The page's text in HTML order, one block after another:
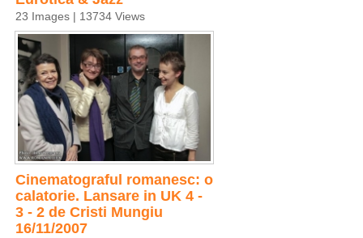
23 Images | 13734 Views
Cinematograful romanesc: o
calatorie. Lansare in UK 4 -
3 - 2 de Cristi Mungiu
16/11/2007